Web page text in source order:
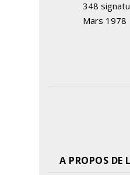
348
Mars 1978
A PROPOS DE